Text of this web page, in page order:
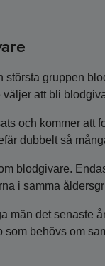
gruppen
att bli
och kommer att
dubbelt så
blodgivare.
i samma
män det senaste
behövs om